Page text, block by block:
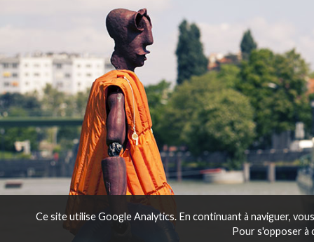
Ce site utilise Google Analytics. En continuant à naviguer,
Pour s'opposer à